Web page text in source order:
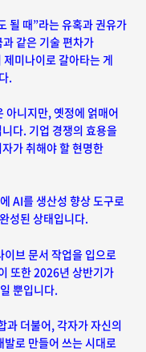
될 때”라는 유혹과 권유가
같은 기술 편차가
미나이로 갈아타는 게
.
아니지만, 옛정에 얽매어
다. 기업 경쟁의 효용을
가 취해야 할 현명한
AI를 생산성 향상 도구로
성된 상태입니다.
브 문서 작업을 입으로
또한 2026년 상반기가
뿐입니다.
과 더불어, 각자가 자신의
발로 만들어 쓰는 시대로